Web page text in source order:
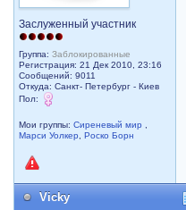
Заслуженный участник
Группа:Заблокированные
Регистрация: 21 Дек 2010, 23:16
Сообщений: 9011
Откуда: Санкт- Петербург - Киев
Пол:
Мои группы:Сиреневый мир
Марси Уолкер
,Роско Борн
Vicky